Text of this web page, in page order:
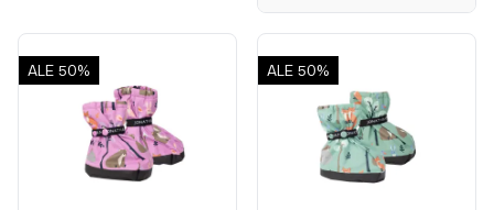
ALE 50% ALE 50%